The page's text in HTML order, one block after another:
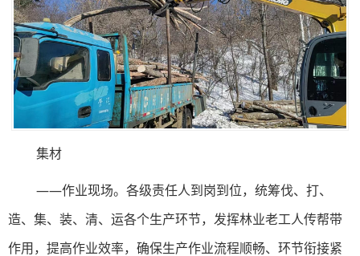
集材
——作业现场。各级责任人到岗到位，统筹伐、打、
造、集、装、清、运各个生产环节，发挥林业老工人传帮带
作用，提高作业效率，确保生产作业流程顺畅、环节衔接紧